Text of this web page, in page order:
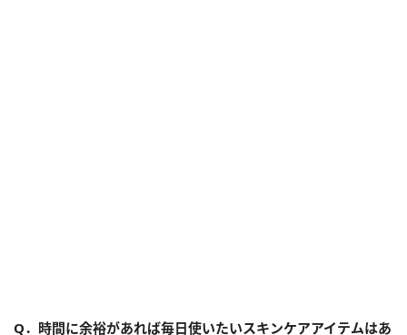
Q．時間に余裕があれば毎日使いたいスキンケアアイテムはあ